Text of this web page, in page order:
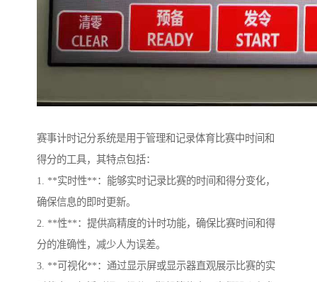
赛事计时记分系统是用于管理和记录体育比赛中时间和
得分的工具，其特点包括：
1. **实时性**：能够实时记录比赛的时间和得分变化，
确保信息的即时更新。
2. **性**：提供高精度的计时功能，确保比赛时间和得
分的准确性，减少人为误差。
3. **可视化**：通过显示屏或显示器直观展示比赛的实